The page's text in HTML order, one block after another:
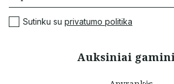
Auksiniai
Sutinku su privatumo politika